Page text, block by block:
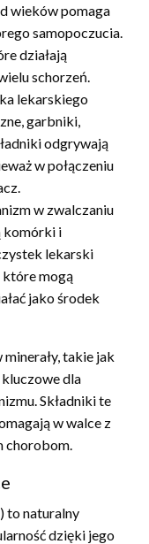
wieków pomaga
samopoczucia.
działają
schorzeń.
lekarskiego
garbniki,
odgrywają
w połączeniu
w zwalczaniu
komórki i
lekarski
które mogą
jako środek
takie jak
kluczowe dla
Składniki te
w walce z
chorobom.
to naturalny
dzięki jego